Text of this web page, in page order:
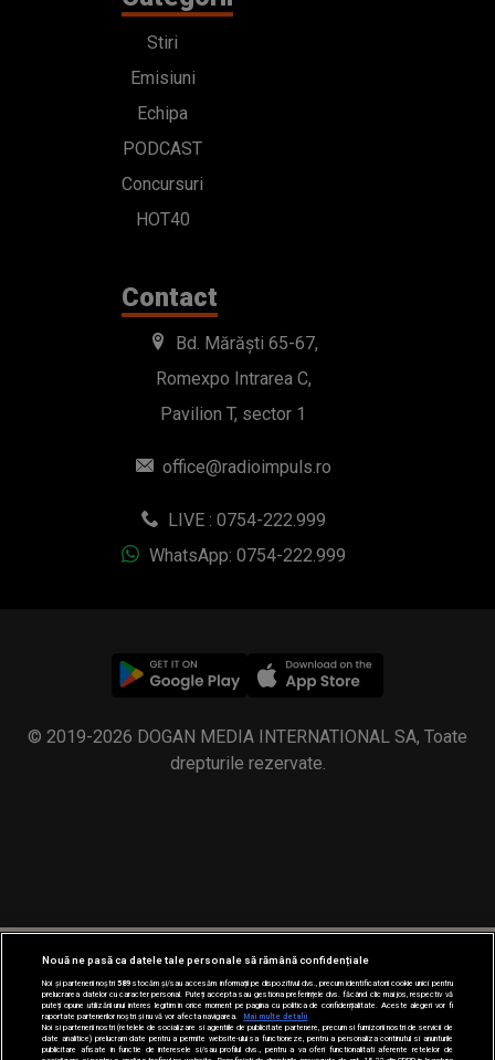
Stiri
Emisiuni
Echipa
PODCAST
Concursuri
HOT40
Contact
Bd. Mărăști 65-67,
Romexpo Intrarea C,
Pavilion T, sector 1
office@radioimpuls.ro
LIVE : 0754-222.999
WhatsApp: 0754-222.999
© 2019-2026 DOGAN MEDIA INTERNATIONAL SA, Toate
drepturile rezervate.
Nouă ne pasă ca datele tale personale să rămână confidențiale
Noi și partenerii noștri589stocăm și/sau accesăm informații pe dispozitivul dvs., precum identificatorii cookie unici pentru
prelucrarea datelor cu caracter personal. Puteți accepta sau gestiona preferințele dvs. făcând clic mai jos, respectiv vă
puteți opune utilizării unui interes legitim în orice moment pe pagina cu politica de confidențialitate. Aceste alegeri vor fi
raportate partenerilor noștri și nu vă vor afecta navigarea.
Mai multe detalii
Noi si partenerii nostri (retelele de socializare si agentiile de publicitate partenere, precum si furnizorii nostri de servicii de
date analitice) prelucram date pentru a permite website-ului sa functioneze, pentru a personaliza continutul si anunturile
publicitare afisate in functie de interesele si/sau profilul dvs., pentru a va oferi functionalitati aferente retelelor de